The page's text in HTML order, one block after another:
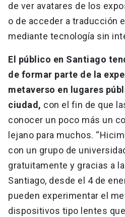
de ver avatares de los
o de acceder a traducción
mediante tecnología sin
El público en Santiago
de formar parte de la
metaverso en lugares
ciudad, con el fin de que
conocer un poco más un
lejano para muchos.
con un grupo de
gratuitamente y gracias a
Santiago, desde el 4 de
pueden experimentar el
dispositivos tipo lentes